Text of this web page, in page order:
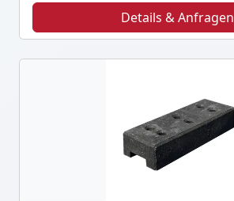
Details & Anfragen